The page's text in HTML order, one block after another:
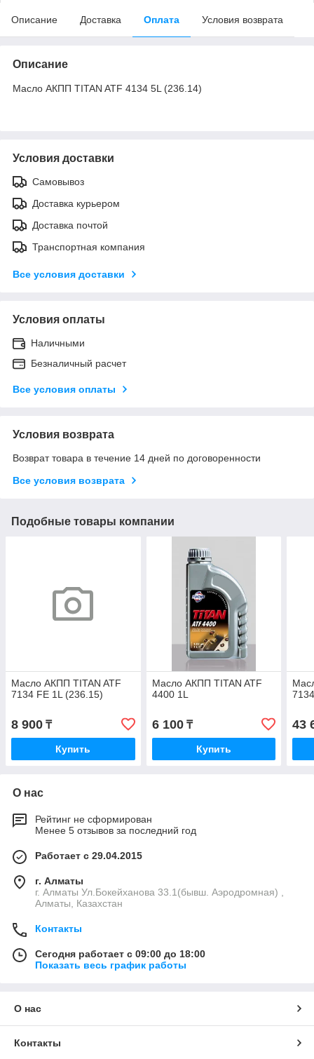
Описание Доставка Оплата Условия возврата
Описание
Масло АКПП TITAN ATF 4134 5L (236.14)
Условия доставки
Самовывоз
Доставка курьером
Доставка почтой
Транспортная компания
Все условия доставки
Условия оплаты
Наличными
Безналичный расчет
Все условия оплаты
Условия возврата
Возврат товара в течение 14 дней по договоренности
Все условия возврата
Подобные товары компании
Масло АКПП TITAN ATF
7134 FE 1L (236.15)
8 900 ₸
Купить
Масло АКПП TITAN ATF
4400 1L
6 100₸
Купить
43
О нас
Рейтинг не сформирован
Менее 5 отзывов за последний год
Работает с 29.04.2015
г. Алматы
г. Алматы Ул.Бокейханова 33.1(бывш. Аэродромная) ,
Алматы, Казахстан
Контакты
Сегодня работает с 09:00 до 18:00
Показать весь график работы
О нас
Контакты